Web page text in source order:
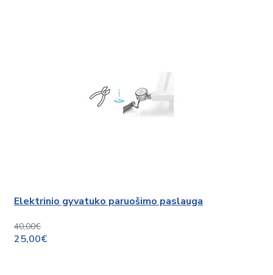
Elektrinio gyvatuko paruošimo paslauga
40,00€
25,00€